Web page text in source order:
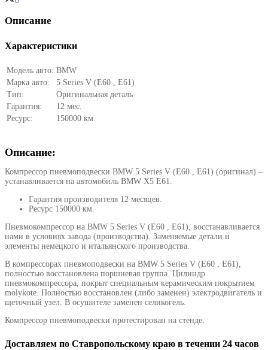
Описание
Характеристики
Модель авто: BMW
Марка авто:
5 Series V (E60 , E61)
Тип:
Оригинальная деталь
Гарантия:
12 мес.
Ресурс:
150000 км.
Описание:
Компрессор пневмоподвески BMW 5 Series V (E60 , E61) (оригинал) –
устанавливается на автомобиль BMW X5 E61.
Гарантия производителя 12 месяцев.
Ресурс 150000 км.
Пневмокомпрессор на BMW 5 Series V (E60 , E61), восстанавливается
нами в условиях завода (производства). Заменяемые детали и
элементы немецкого и итальянского производства.
В компрессорах пневмоподвески на BMW 5 Series V (E60 , E61),
полностью восстановлена поршневая группа. Цилиндр
пневмокомпрессора, покрыт специальным керамическим покрытием
molykote. Полностью восстановлен (либо заменен) электродвигатель и
щеточный узел. В осушителе заменен селикогель.
Компрессор пневмоподвески протестирован на стенде.
Доставляем по Ставропольскому краю в течении 24 часов